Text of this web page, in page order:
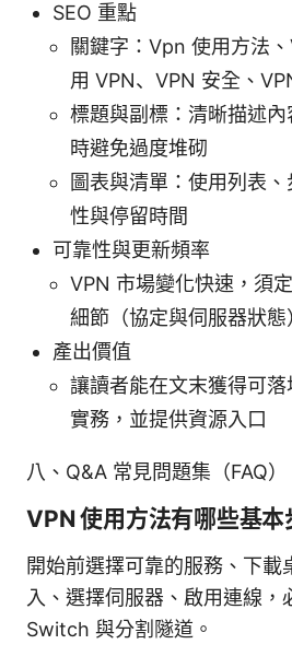
SEO 重點
關鍵字：Vpn 使用方法
用 VPN、VPN 安全、
標題與副標：清晰描述
時避免過度堆砌
圖表與清單：使用列表
性與停留時間
可靠性與更新頻率
VPN 市場變化快速，須
細節（協定與伺服器狀態
產出價值
讓讀者能在文末獲得可
實務，並提供資源入口
八、Q&A 常見問題集（FAQ）
VPN 使用方法有哪些基本
開始前選擇可靠的服務、下
入、選擇伺服器、啟用連線，
Switch 與分割隧道。